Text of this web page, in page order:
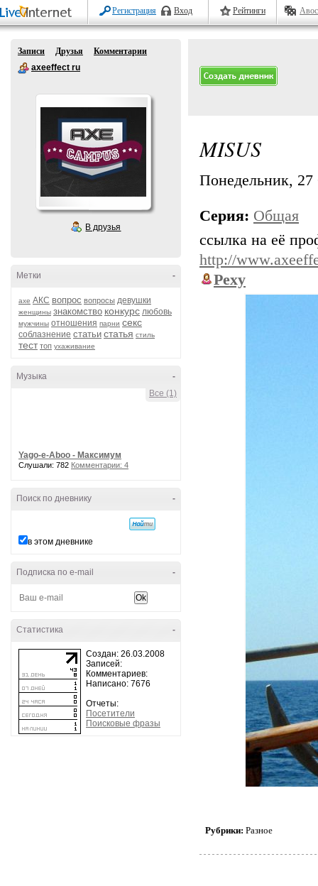
Регистрация Вход Рейтинги
Записи Друзья
Комментарии
axeeffect ru
В друзья
-
Метки
axe АКС вопрос вопросы девушки
женщины знакомство конкурс любовь
мужчины отношения парни секс
соблазнение статьи статья стиль
тест топ ухаживание
-
Музыка
Все (1)
Yago-e-Aboo - Максимум
Слушали: 782 Комментарии: 4
-
Поиск по дневнику
в этом дневнике
-
Подписка по e-mail
-
Статистика
Создан: 26.03.2008
Записей:
Комментариев:
Написано: 7676
Отчеты:
Посетители
Поисковые фразы
MISUS
Понедельник, 27
Серия: Общая
ссылка на её
http://
Pexy
Рубрики: Разное